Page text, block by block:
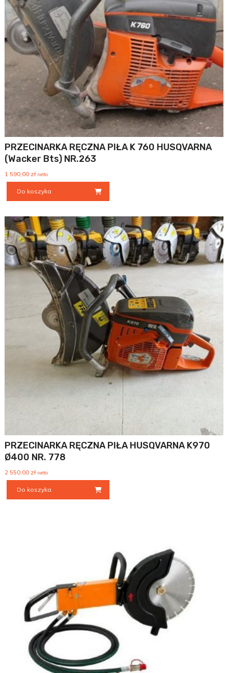
PRZECINARKA RĘCZNA PIŁA K 760 HUSQVARNA
(wacker Bts) NR.263
1 590,00 zł netto
Do koszyka
PRZECINARKA RĘCZNA PIŁA HUSQVARNA K970
Ø400 NR. 778
2 550,00 zł netto
Do koszyka